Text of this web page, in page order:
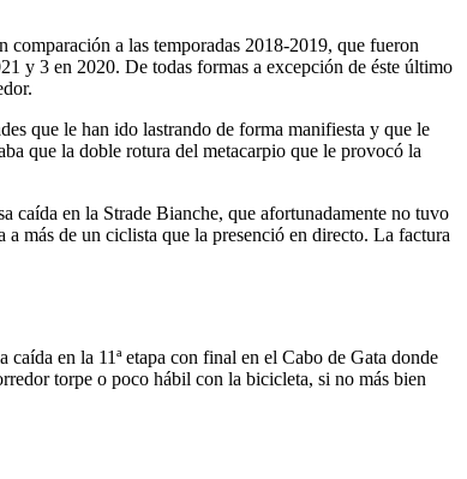
comparación a las temporadas 2018-2019, que fueron
y 3 en 2020. De todas formas a excepción de éste último
que le han ido lastrando de forma manifiesta y que le
que la doble rotura del metacarpio que le provocó la
caída en la Strade Bianche, que afortunadamente no tuvo
más de un ciclista que la presenció en directo. La factura
en la 11ª etapa con final en el Cabo de Gata donde
torpe o poco hábil con la bicicleta, si no más bien